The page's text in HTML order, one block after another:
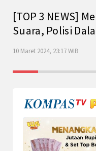
[TOP 3 NEWS]
Suara, Polisi
10 Maret 2024, 23:17 WIB